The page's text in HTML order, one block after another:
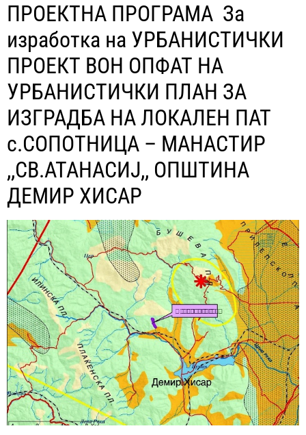
ПРОЕКТНА ПРОГРАМА За
изработка на УРБАНИСТИЧКИ
ПРОЕКТ ВОН ОПФАТ НА
УРБАНИСТИЧКИ ПЛАН ЗА
ИЗГРАДБА НА ЛОКАЛЕН ПАТ
с.СОПОТНИЦА – МАНАСТИР
,,СВ.АТАНАСИЈ,, ОПШТИНА
ДЕМИР ХИСАР